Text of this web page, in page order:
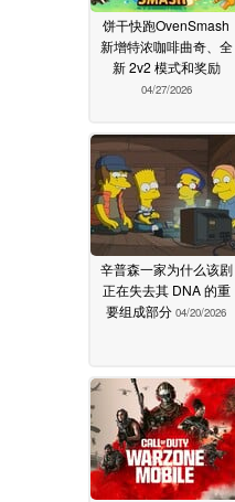
饼干快跑OvenSmash
新增特浓咖啡曲奇、全
新 2v2 模式和奖励
04/27/2026
辛普森一家为什么该剧
正在失去其 DNA 的重
要组成部分 04/20/2026